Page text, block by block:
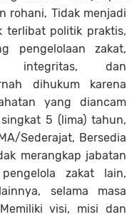
rohani, Tidak menjadi
terlibat politik praktis,
pengelolaan zakat,
integritas, dan
dihukum karena
yang diancam
5 (lima) tahun,
Sederajat, Bersedia
merangkap jabatan
zakat lain,
selama masa
visi, misi dan